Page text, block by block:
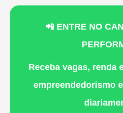
📲 ENTRE NO
Receba vagas, renda
empreendedorismo